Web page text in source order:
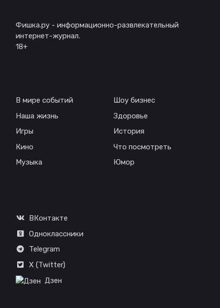
Фишка.ру - информационно-развлекательный
интернет-журнал.
18+
В мире событий
Наша жизнь
Игры
Кино
Музыка
Шоу бизнес
Здоровье
История
Что посмотреть
Юмор
ВКонтакте
Одноклассники
Telegram
X (Twitter)
Дзен